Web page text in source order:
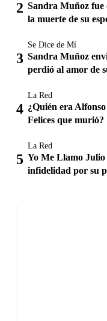
Sandra Muñoz fue
la muerte de su
Se Dice de Mí
Sandra Muñoz
perdió al amor de
La Red
¿Quién era
Felices que murió?
La Red
Yo Me Llamo
infidelidad por su